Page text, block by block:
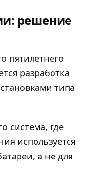
решение
пятилетнего
разработка
типа
система, где
используется
а не для